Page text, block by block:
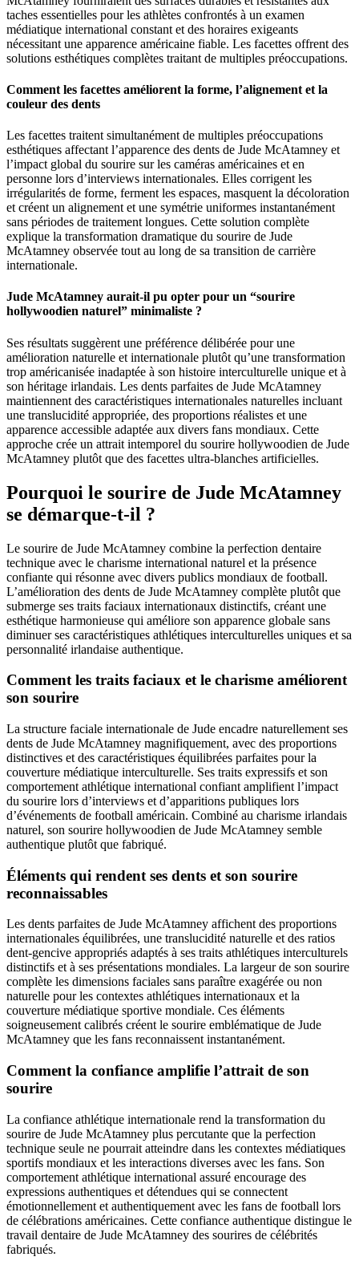
taches essentielles pour les athlètes confrontés à un examen
médiatique international constant et des horaires exigeants
nécessitant une apparence américaine fiable. Les facettes offrent des
solutions esthétiques complètes traitant de multiples préoccupations.
Comment les facettes améliorent la forme, l’alignement et la
couleur des dents
Les facettes traitent simultanément de multiples préoccupations
esthétiques affectant l’apparence des dents de Jude McAtamney et
l’impact global du sourire sur les caméras américaines et en
personne lors d’interviews internationales. Elles corrigent les
irrégularités de forme, ferment les espaces, masquent la décoloration
et créent un alignement et une symétrie uniformes instantanément
sans périodes de traitement longues. Cette solution complète
explique la transformation dramatique du sourire de Jude
McAtamney observée tout au long de sa transition de carrière
internationale.
Jude McAtamney aurait-il pu opter pour un “sourire
hollywoodien naturel” minimaliste ?
Ses résultats suggèrent une préférence délibérée pour une
amélioration naturelle et internationale plutôt qu’une transformation
trop américanisée inadaptée à son histoire interculturelle unique et à
son héritage irlandais. Les dents parfaites de Jude McAtamney
maintiennent des caractéristiques internationales naturelles incluant
une translucidité appropriée, des proportions réalistes et une
apparence accessible adaptée aux divers fans mondiaux. Cette
approche crée un attrait intemporel du sourire hollywoodien de Jude
McAtamney plutôt que des facettes ultra-blanches artificielles.
Pourquoi le sourire de Jude McAtamney
se démarque-t-il ?
Le sourire de Jude McAtamney combine la perfection dentaire
technique avec le charisme international naturel et la présence
confiante qui résonne avec divers publics mondiaux de football.
L’amélioration des dents de Jude McAtamney complète plutôt que
submerge ses traits faciaux internationaux distinctifs, créant une
esthétique harmonieuse qui améliore son apparence globale sans
diminuer ses caractéristiques athlétiques interculturelles uniques et sa
personnalité irlandaise authentique.
Comment les traits faciaux et le charisme améliorent
son sourire
La structure faciale internationale de Jude encadre naturellement ses
dents de Jude McAtamney magnifiquement, avec des proportions
distinctives et des caractéristiques équilibrées parfaites pour la
couverture médiatique interculturelle. Ses traits expressifs et son
comportement athlétique international confiant amplifient l’impact
du sourire lors d’interviews et d’apparitions publiques lors
d’événements de football américain. Combiné au charisme irlandais
naturel, son sourire hollywoodien de Jude McAtamney semble
authentique plutôt que fabriqué.
Éléments qui rendent ses dents et son sourire
reconnaissables
Les dents parfaites de Jude McAtamney affichent des proportions
internationales équilibrées, une translucidité naturelle et des ratios
dent-gencive appropriés adaptés à ses traits athlétiques interculturels
distinctifs et à ses présentations mondiales. La largeur de son sourire
complète les dimensions faciales sans paraître exagérée ou non
naturelle pour les contextes athlétiques internationaux et la
couverture médiatique sportive mondiale. Ces éléments
soigneusement calibrés créent le sourire emblématique de Jude
McAtamney que les fans reconnaissent instantanément.
Comment la confiance amplifie l’attrait de son
sourire
La confiance athlétique internationale rend la transformation du
sourire de Jude McAtamney plus percutante que la perfection
technique seule ne pourrait atteindre dans les contextes médiatiques
sportifs mondiaux et les interactions diverses avec les fans. Son
comportement athlétique international assuré encourage des
expressions authentiques et détendues qui se connectent
émotionnellement et authentiquement avec les fans de football lors
de célébrations américaines. Cette confiance authentique distingue le
travail dentaire de Jude McAtamney des sourires de célébrités
fabriqués.